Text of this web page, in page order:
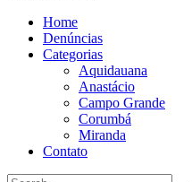
Home
Denúncias
Categorias
Aquidauana
Anastácio
Campo Grande
Corumbá
Miranda
Contato